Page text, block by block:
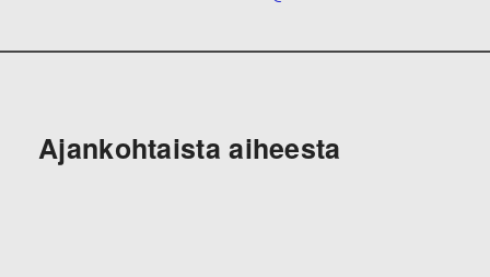
Ajankohtaista aiheesta